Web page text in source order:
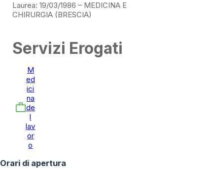
Laurea: 19/03/1986 – MEDICINA E
CHIRURGIA (BRESCIA)
Servizi Erogati
M
ed
ici
na
de
l
lav
or
o
Orari di apertura